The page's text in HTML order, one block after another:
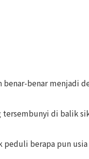
benar menjadi
tersembunyi di balik
peduli berapa pun